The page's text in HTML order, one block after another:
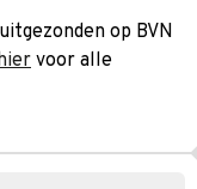
op BVN
voor alle